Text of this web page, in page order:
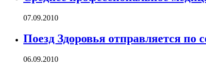
07.09.2010
Поезд Здоровья отправляется по
06.09.2010